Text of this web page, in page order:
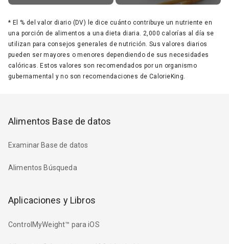
* El % del valor diario (DV) le dice cuánto contribuye un nutriente en
una porción de alimentos a una dieta diaria. 2,000 calorías al día se
utilizan para consejos generales de nutrición. Sus valores diarios
pueden ser mayores o menores dependiendo de sus necesidades
calóricas. Estos valores son recomendados por un organismo
gubernamental y no son recomendaciones de CalorieKing.
Alimentos Base de datos
Examinar Base de datos
Alimentos Búsqueda
Aplicaciones y Libros
ControlMyWeight™ para iOS